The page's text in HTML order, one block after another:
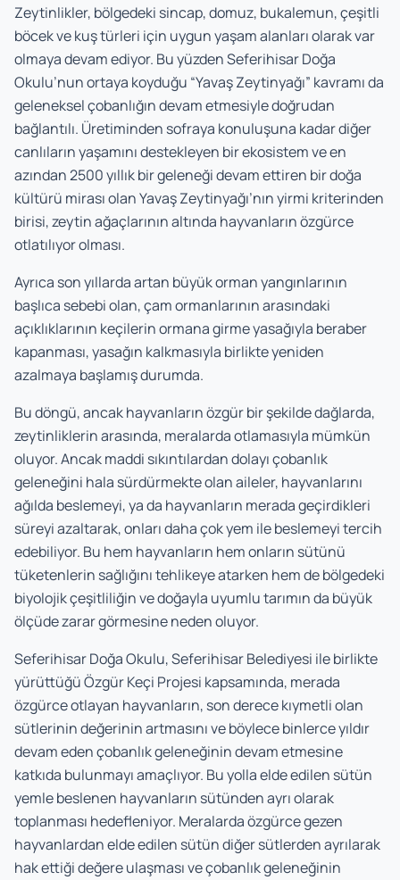
Zeytinlikler, bölgedeki sincap, domuz, bukalemun, çeşitli
böcek ve kuş türleri için uygun yaşam alanları olarak var
olmaya devam ediyor. Bu yüzden Seferihisar Doğa
Okulu’nun ortaya koyduğu “Yavaş Zeytinyağı” kavramı da
geleneksel çobanlığın devam etmesiyle doğrudan
bağlantılı. Üretiminden sofraya konuluşuna kadar diğer
canlıların yaşamını destekleyen bir ekosistem ve en
azından 2500 yıllık bir geleneği devam ettiren bir doğa
kültürü mirası olan Yavaş Zeytinyağı’nın yirmi kriterinden
birisi, zeytin ağaçlarının altında hayvanların özgürce
otlatılıyor olması.
Ayrıca son yıllarda artan büyük orman yangınlarının
başlıca sebebi olan, çam ormanlarının arasındaki
açıklıklarının keçilerin ormana girme yasağıyla beraber
kapanması, yasağın kalkmasıyla birlikte yeniden
azalmaya başlamış durumda.
Bu döngü, ancak hayvanların özgür bir şekilde dağlarda,
zeytinliklerin arasında, meralarda otlamasıyla mümkün
oluyor. Ancak maddi sıkıntılardan dolayı çobanlık
geleneğini hala sürdürmekte olan aileler, hayvanlarını
ağılda beslemeyi, ya da hayvanların merada geçirdikleri
süreyi azaltarak, onları daha çok yem ile beslemeyi tercih
edebiliyor. Bu hem hayvanların hem onların sütünü
tüketenlerin sağlığını tehlikeye atarken hem de bölgedeki
biyolojik çeşitliliğin ve doğayla uyumlu tarımın da büyük
ölçüde zarar görmesine neden oluyor.
Seferihisar Doğa Okulu, Seferihisar Belediyesi ile birlikte
yürüttüğü Özgür Keçi Projesi kapsamında, merada
özgürce otlayan hayvanların, son derece kıymetli olan
sütlerinin değerinin artmasını ve böylece binlerce yıldır
devam eden çobanlık geleneğinin devam etmesine
katkıda bulunmayı amaçlıyor. Bu yolla elde edilen sütün
yemle beslenen hayvanların sütünden ayrı olarak
toplanması hedefleniyor. Meralarda özgürce gezen
hayvanlardan elde edilen sütün diğer sütlerden ayrılarak
hak ettiği değere ulaşması ve çobanlık geleneğinin